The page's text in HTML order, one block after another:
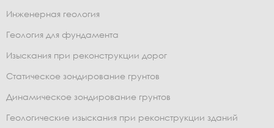
Инженерная геология
Геология для фундамента
Изыскания при реконструкции дорог
Статическое зондирование грунтов
Динамическое зондирование грунтов
Геологические изыскания при реконструкции зданий